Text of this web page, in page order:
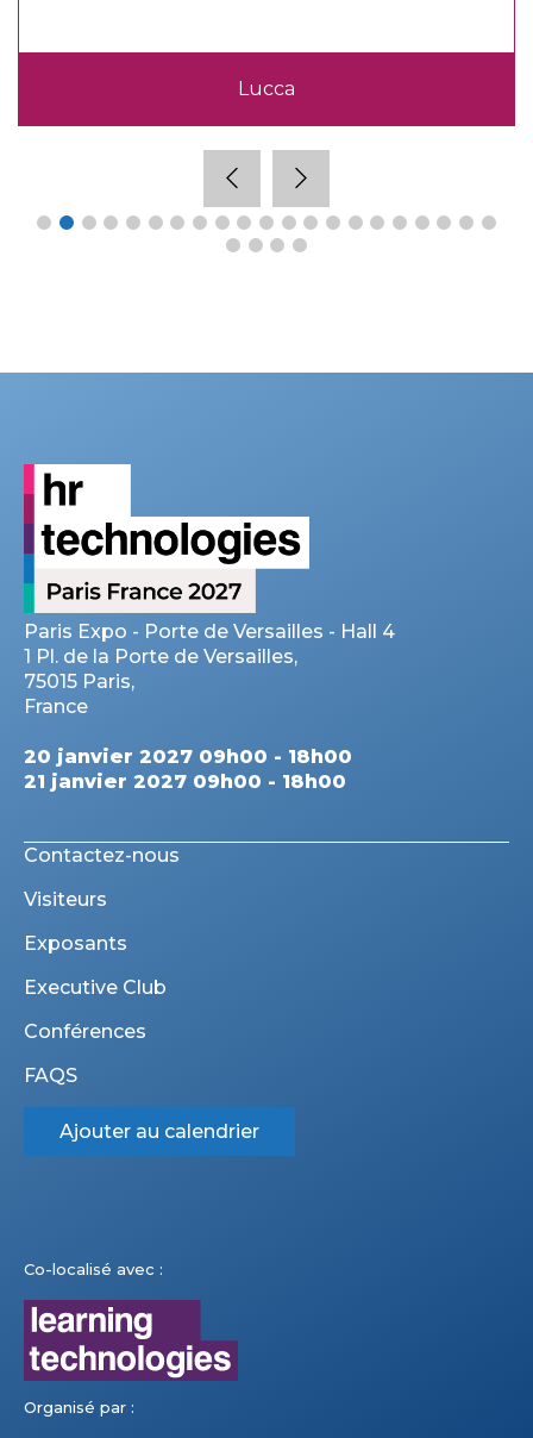
Lucca
Paris Expo - Porte de Versailles - Hall 4
1 Pl. de la Porte de Versailles,
75015 Paris,
France
20 janvier 2027 09h00 - 18h00
21 janvier 2027 09h00 - 18h00
Contactez-nous
Visiteurs
Exposants
Executive Club
Conférences
FAQS
Ajouter au calendrier
Co-localisé avec :
Organisé par :